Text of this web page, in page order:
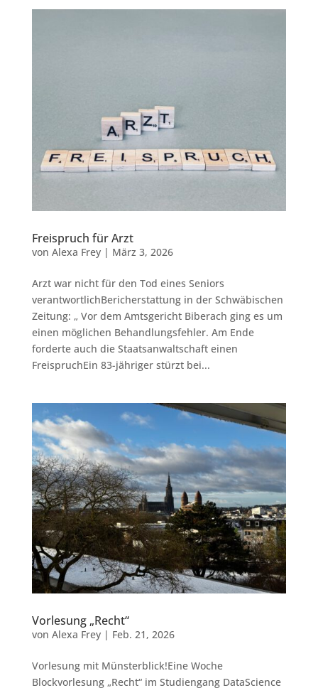
Freispruch für Arzt
von Alexa Frey| März 3, 2026
Arzt war nicht für den Tod eines Seniors
verantwortlichBericherstattung in der Schwäbischen
Zeitung: „ Vor dem Amtsgericht Biberach ging es um
einen möglichen Behandlungsfehler. Am Ende
forderte auch die Staatsanwaltschaft einen
FreispruchEin 83-jähriger stürzt bei...
Vorlesung „Recht“
von Alexa Frey| Feb. 21, 2026
Vorlesung mit Münsterblick!Eine Woche
Blockvorlesung „Recht“ im Studiengang DataScience